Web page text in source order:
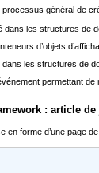
général de
dans les structures de
d’objets
les structures de
permettant
: article de
en forme d’une page